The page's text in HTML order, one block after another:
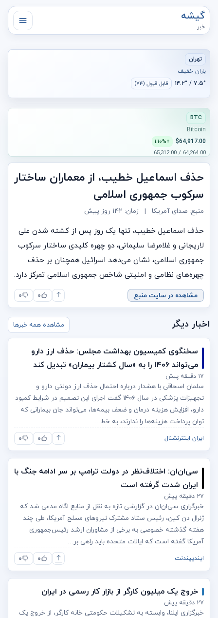
گیشه
خبر
تهران
باران خفیف
۷.۵° / ۱۴.۲° قابل قبول (۷۴)
BTC
Bitcoin
$64,917.00
+۱.۱۰%
64,264.00 / 65,312.00
حذف اسماعیل خطیب، از معماران ساختار
سرکوب جمهوری اسلامی
منبع: صدای آمریکا | زمان: ۱۴۲ روز پیش
حذف اسماعیل خطیب، تنها یک روز پس از کشته شدن علی
لاریجانی و غلامرضا سلیمانی، دو چهره کلیدی ساختار سرکوب
جمهوری اسلامی، نشان می‌دهد اسرائیل همچنان بر حذف
چهره‌های نظامی و امنیتی شاخص جمهوری اسلامی تمرکز دارد.
مشاهده در سایت منبع ۰ ۰
اخبار دیگر مشاهده همه خبرها
سخنگوی کمیسیون بهداشت مجلس: حذف ارز دارو
می‌تواند ۱۴۰۶ را به «سال کشتار بیماران» تبدیل کند
۱۷ دقیقه پیش
سلمان اسحاقی با هشدار درباره احتمال حذف ارز دولتی دارو و
تجهیزات پزشکی در سال ۱۴۰۶ گفت اجرای این تصمیم در شرایط کمبود
دارو، افزایش هزینه درمان و ضعف بیمه‌ها، می‌تواند جان بیمارانی که
توان پرداخت هزینه‌ها را ندارند، به خط...
ایران اینترنشنال ۰ ۰
سی‌ان‌ان: اختلاف‌نظر در دولت ترامپ بر سر ادامه جنگ با
ایران شدت گرفته است
۲۷ دقیقه پیش
خبرگزاری سی‌ان‌ان در گزارشی تازه به نقل از منابع اگاه مدعی شد که
ژنرال دن کین، رئیس ستاد مشترک نیروهای مسلح آمریکا، طی چند
هفته گذشته خصوصی به برخی از مشاوران ارشد رئیس‌جمهوری
آمریکا گفته است که ایالات متحده باید راهی بر...
ایندیپندنت ۰ ۰
خروج یک میلیون کارگر از بازار کار رسمی در ایران
۲۷ دقیقه پیش
خبرگزاری ایلنا، وابسته به تشکیلات حکومتی خانه کارگر، از خروج یک